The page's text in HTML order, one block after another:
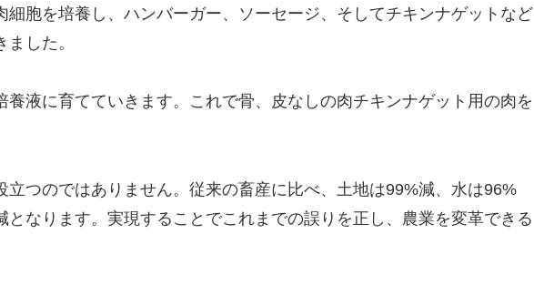
細胞を培養し、ハンバーガー、ソーセージ、そしてチキンナゲットなど
した。
養液に育てていきます。これで骨、皮なしの肉チキンナゲット用の肉を
立つのではありません。従来の畜産に比べ、土地は99%減、水は96%
となります。実現することでこれまでの誤りを正し、農業を変革できる